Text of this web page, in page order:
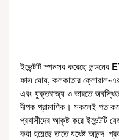
ইভেন্টটি স্পনসর করেছে
ফাস ঘোষ, কলকাতার ফ্লোরাল-এর
এবং যুক্তরাজ্য ও ভারতে
দীপক প্রামাণিক। সকলেই গত
প্রবাসীদের আকৃষ্ট করে ইভেন্টটি
করা হয়েছে তাতে যথেষ্ট আনন্দ